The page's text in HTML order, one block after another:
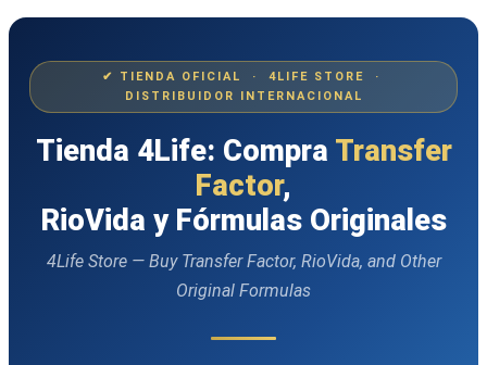
✔ TIENDA OFICIAL · 4LIFE STORE ·
DISTRIBUIDOR INTERNACIONAL
Tienda 4Life: Compra Transfer
Factor,
RioVida y Fórmulas Originales
4Life Store — Buy Transfer Factor, RioVida, and Other
Original Formulas